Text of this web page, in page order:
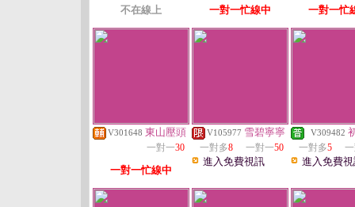
不在線上 一對一忙線中 一對一忙
V301648 東山壓頭
一對一30
一對一忙線中
V105977 雪碧寧寧
一對多8 一對一50
進入免費視訊
V309482
一對多5
進入免費